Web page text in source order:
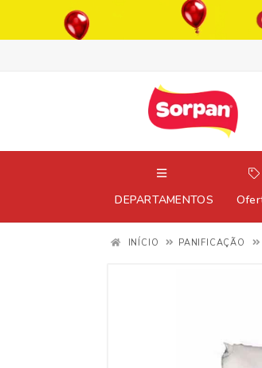
DEPARTAMENTOS
INÍCIO PANIFICAÇÃO